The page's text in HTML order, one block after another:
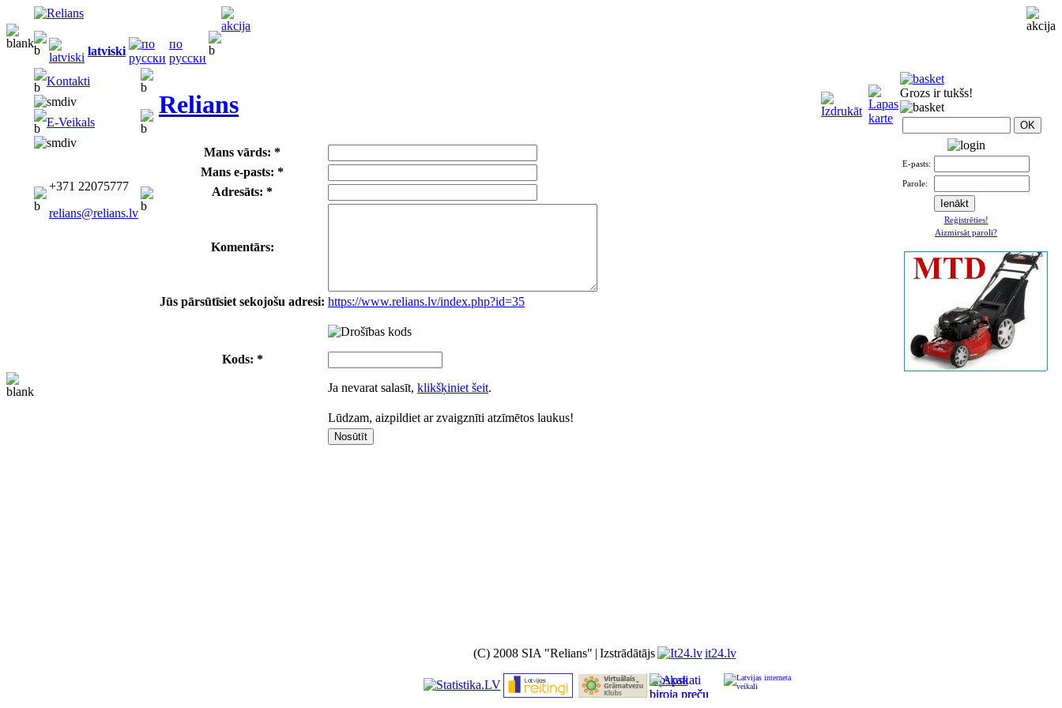
latviski
по
русски
Kontakti
E-Veikals
+371 22075777
relians@relians.lv
Relians
Mans vārds: *
Mans e-pasts: *
Adresāts: *
Komentārs:
Jūs pārsūtīsiet sekojošu adresi: https://www.relians.lv/index.php?id=35
Kods: *
Ja nevarat salasīt, klikšķiniet šeit.
Lūdzam, aizpildiet ar zvaigznīti atzīmētos laukus!
Grozs ir tukšs!
E-pasts:
Parole:
Reģistrēties!
Aizmirsāt paroli?
(C) 2008 SIA "Relians" | Izstrādātājs
it24.lv
Apskati
biroja preču